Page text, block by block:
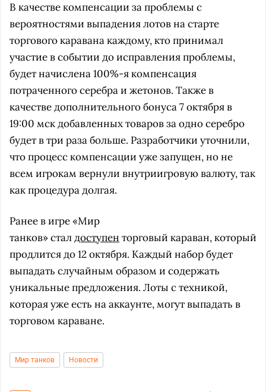
В качестве компенсации за проблемы с
вероятностями выпадения лотов на старте
торгового каравана каждому, кто принимал
участие в событии до исправления проблемы,
будет начислена 100%-я компенсация
потраченного серебра и жетонов. Также в
качестве дополнительного бонуса 7 октября в
19:00 мск добавленных товаров за одно серебро
будет в три раза больше. Разработчики уточнили,
что процесс компенсации уже запущен, но не
всем игрокам вернули внутриигровую валюту, так
как процедура долгая.
Ранее в игре «Мир
танков» сталдоступен торговый караван, который
продлится до 12 октября. Каждый набор будет
выпадать случайным образом и содержать
уникальные предложения. Лоты с техникой,
которая уже есть на аккаунте, могут выпадать в
торговом караване.
Мир танков Новости